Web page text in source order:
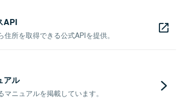
API
所を取得できる公式APIを提供。
アル
ニュアルを掲載しています。